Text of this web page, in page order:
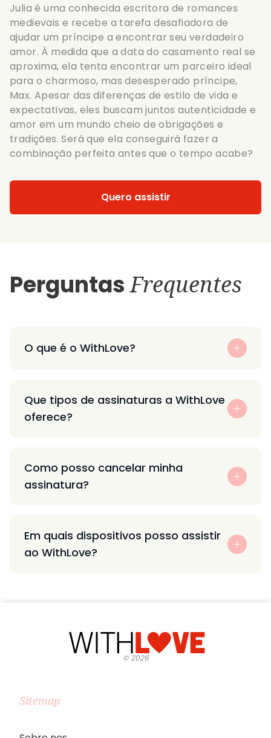
Julia é uma conhecida escritora de romances
medievais e recebe a tarefa desafiadora de
ajudar um príncipe a encontrar seu verdadeiro
amor. À medida que a data do casamento real se
aproxima, ela tenta encontrar um parceiro ideal
para o charmoso, mas desesperado príncipe,
Max. Apesar das diferenças de estilo de vida e
expectativas, eles buscam juntos autenticidade e
amor em um mundo cheio de obrigações e
tradições. Será que ela conseguirá fazer a
combinação perfeita antes que o tempo acabe?
Quero assistir
PerguntasFrequentes
O que é o WithLove?
Que tipos de assinaturas a WithLove
oferece?
Como posso cancelar minha
assinatura?
Em quais dispositivos posso assistir
ao WithLove?
©2026
Sitemap